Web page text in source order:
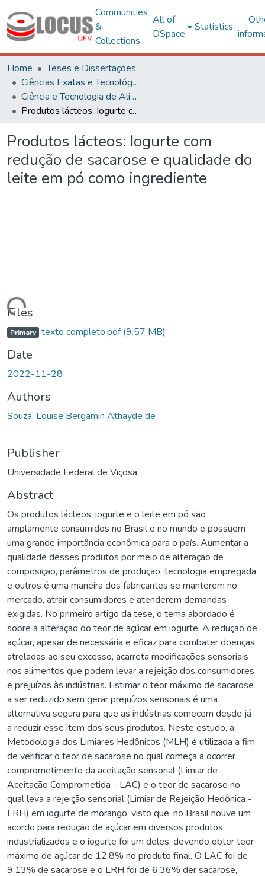
Communities
&
Collections
All of
DSpace
Statistics
Home
Teses e Dissertações
Ciências Exatas e Tecnológicas
Ciência e Tecnologia de Alimentos
Produtos lácteos: Iogurte com redução de sacarose e qualidade do leite em pó como ingrediente
Produtos lácteos: Iogurte com
redução de sacarose e qualidade do
leite em pó como ingrediente
Files
Primary texto completo.pdf(9.57 MB)
Date
2022-11-28
Authors
Souza, Louise Bergamin Athayde de
Publisher
Universidade Federal de Viçosa
Abstract
Os produtos lácteos: iogurte e o leite em pó são
amplamente consumidos no Brasil e no mundo e possuem
uma grande importância econômica para o país. Aumentar a
qualidade desses produtos por meio de alteração de
composição, parâmetros de produção, tecnologia empregada
e outros é uma maneira dos fabricantes se manterem no
mercado, atrair consumidores e atenderem demandas
exigidas. No primeiro artigo da tese, o tema abordado é
sobre a alteração do teor de açúcar em iogurte. A redução de
açúcar, apesar de necessária e eficaz para combater doenças
atreladas ao seu excesso, acarreta modificações sensoriais
nos alimentos que podem levar a rejeição dos consumidores
e prejuízos às indústrias. Estimar o teor máximo de sacarose
a ser reduzido sem gerar prejuízos sensoriais é uma
alternativa segura para que as indústrias comecem desde já
a reduzir esse item dos seus produtos. Neste estudo, a
Metodologia dos Limiares Hedônicos (MLH) é utilizada a fim
de verificar o teor de sacarose no qual começa a ocorrer
comprometimento da aceitação sensorial (Limiar de
Aceitação Comprometida - LAC) e o teor de sacarose no
qual leva a rejeição sensorial (Limiar de Rejeição Hedônica -
LRH) em iogurte de morango, visto que, no Brasil houve um
acordo para redução de açúcar em diversos produtos
industrializados e o iogurte foi um deles, devendo obter teor
máximo de açúcar de 12,8% no produto final. O LAC foi de
9,13% de sacarose e o LRH foi de 6,36% der sacarose,